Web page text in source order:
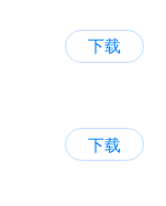
下载
下载